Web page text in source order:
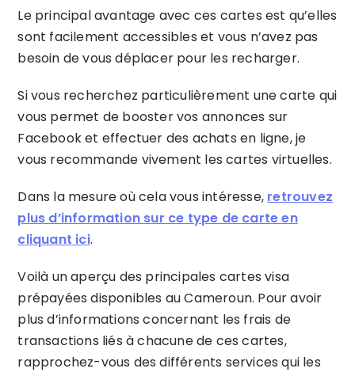
Le principal avantage avec ces cartes est qu’elles
sont facilement accessibles et vous n’avez pas
besoin de vous déplacer pour les recharger.
Si vous recherchez particulièrement une carte qui
vous permet de booster vos annonces sur
Facebook et effectuer des achats en ligne, je
vous recommande vivement les cartes virtuelles.
Dans la mesure où cela vous intéresse, retrouvez
plus d’information sur ce type de carte en
cliquant ici.
Voilà un aperçu des principales cartes visa
prépayées disponibles au Cameroun. Pour avoir
plus d’informations concernant les frais de
transactions liés à chacune de ces cartes,
rapprochez-vous des différents services qui les